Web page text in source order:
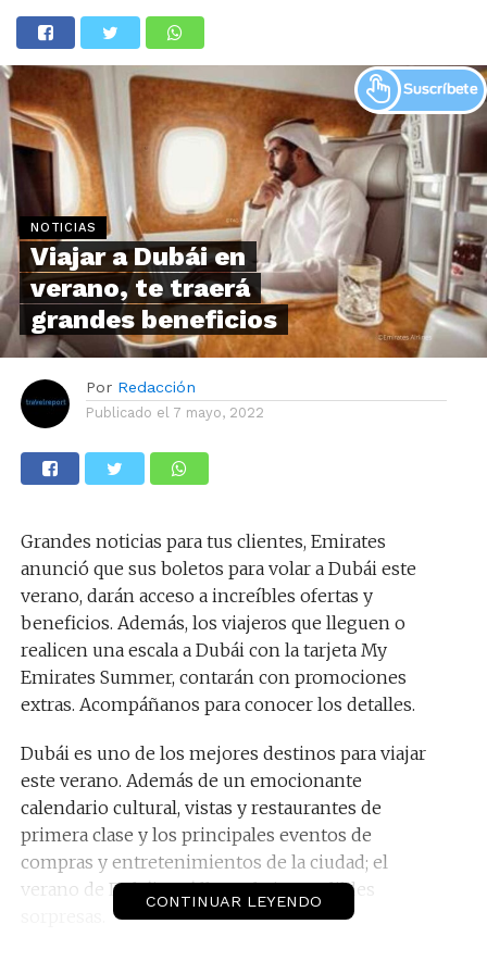
NOTICIAS
Viajar a Dubái en
verano, te traerá
grandes beneficios
Por Redacción
Publicado el 7 mayo, 2022
Grandes noticias para tus clientes, Emirates
anunció que sus boletos para volar a Dubái este
verano, darán acceso a increíbles ofertas y
beneficios. Además, los viajeros que lleguen o
realicen una escala a Dubái con la tarjeta My
Emirates Summer, contarán con promociones
extras. Acompáñanos para conocer los detalles.
Dubái es uno de los mejores destinos para viajar
este verano. Además de un emocionante
calendario cultural, vistas y restaurantes de
primera clase y los principales eventos de
compras y entretenimientos de la ciudad; el
verano de Dubái está lleno de imperdibles
CONTINUAR LEYENDO